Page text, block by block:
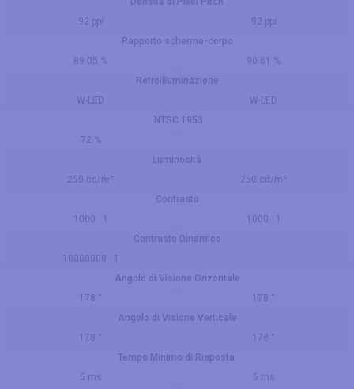
92 ppi
92 ppi
Rapporto schermo-corpo
89.05 %
90.61 %
Retroilluminazione
W-LED
W-LED
NTSC 1953
72 %
Luminosità
250 cd/m²
250 cd/m²
Contrasto
1000 : 1
1000 : 1
Contrasto Dinamico
10000000 : 1
Angolo di Visione Orizontale
178 °
178 °
Angolo di Visione Verticale
178 °
178 °
Tempo Minimo di Risposta
5 ms
5 ms